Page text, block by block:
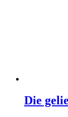
Die